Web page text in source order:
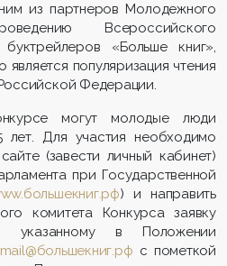
из партнеров Молодежного
Всероссийского
«Больше книг»,
популяризация чтения
Федерации.
могут молодые люди
Для участия необходимо
(завести личный кабинет)
при Государственной
) и направить
комитета Конкурса заявку
указанному в Положении
mail@большекниг.рф с пометкой